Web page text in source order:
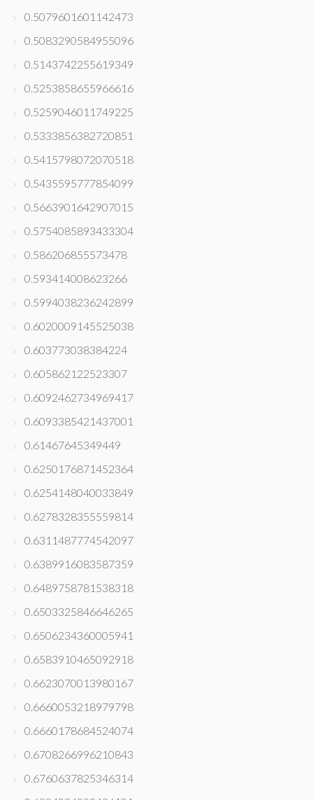
0.5079601601142473
0.5083290584955096
0.5143742255619349
0.5253858655966616
0.5259046011749225
0.5333856382720851
0.5415798072070518
0.5435595777854099
0.5663901642907015
0.5754085893433304
0.586206855573478
0.593414008623266
0.5994038236242899
0.6020009145525038
0.603773038384224
0.605862122523307
0.6092462734969417
0.6093385421437001
0.61467645349449
0.6250176871452364
0.6254148040033849
0.6278328355559814
0.6311487774542097
0.6389916083587359
0.6489758781538318
0.6503325846646265
0.6506234360005941
0.6583910465092918
0.6623070013980167
0.6660053218979798
0.6660178684524074
0.6708266996210843
0.6760637825346314